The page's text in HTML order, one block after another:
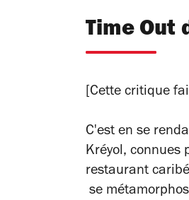
Time Out
[Cette critique
C'est en se
Kréyol, connues
restaurant
se